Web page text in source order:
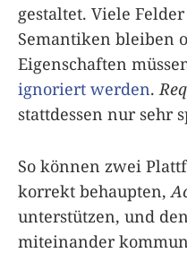
gestaltet. Viele
Semantiken bleiben
Eigenschaften
ignoriert werden.
stattdessen nur sehr
So können zwei
korrekt behaupten,
unterstützen, und
miteinander